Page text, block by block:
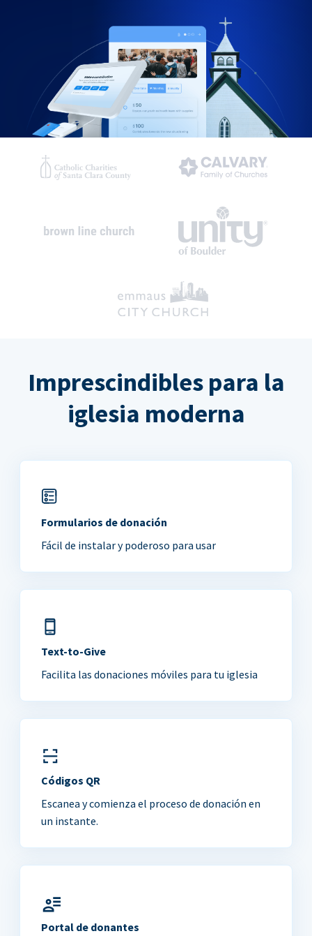
Imprescindibles para la
iglesia moderna
Formularios de donación
Fácil de instalar y poderoso para usar
Text-to-Give
Facilita las donaciones móviles para tu iglesia
Códigos QR
Escanea y comienza el proceso de donación en
un instante.
Portal de donantes